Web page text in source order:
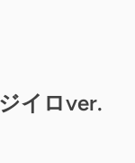
イロver.